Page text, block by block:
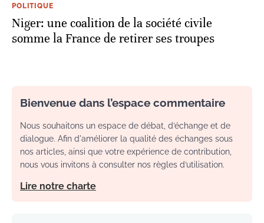
POLITIQUE
Niger: une coalition de la société civile
somme la France de retirer ses troupes
Bienvenue dans l’espace commentaire
Nous souhaitons un espace de débat, d’échange et de
dialogue. Afin d'améliorer la qualité des échanges sous
nos articles, ainsi que votre expérience de contribution,
nous vous invitons à consulter nos règles d’utilisation.
Lire notre charte